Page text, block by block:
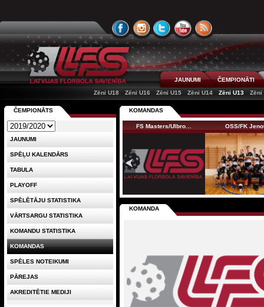
JAUNUMI
ČEMPIONĀTI
Zēni U18
Zēni U16 Zēni U15 Zēni U14 Zēni U13 Zēni
KOMANDAS
FS Masters/Ulbro… OSS/FK
KOMANDA
ČEMPIONĀTS
JAUNUMI
SPĒĻU KALENDĀRS
TABULA
PLAYOFF
SPĒLĒTĀJU STATISTIKA
VĀRTSARGU STATISTIKA
KOMANDU STATISTIKA
KOMANDAS
SPĒLES NOTEIKUMI
PĀREJAS
AKREDITĒTIE MEDIJI